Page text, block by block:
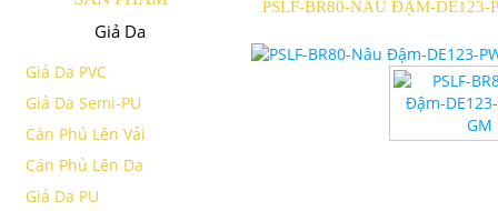
Giả Da
Giả Da PVC
Giả Da Semi-PU
Cán Phủ Lên Vải
Cán Phủ Lên Da
Giả Da PU
PSLF-BR80-NÂU ĐẬM-DE123-